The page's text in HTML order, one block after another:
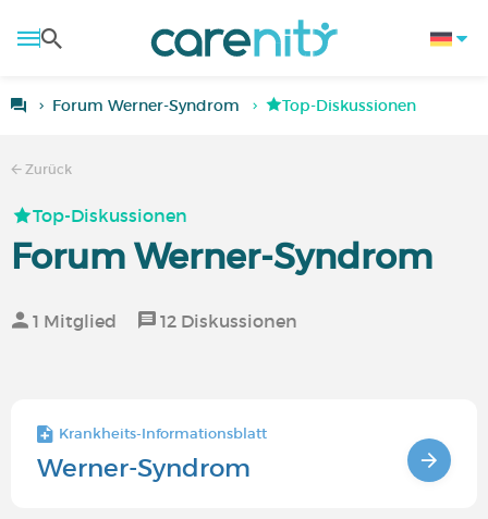
Forum Werner-Syndrom Top-Diskussionen
Zurück
Top-Diskussionen
Forum Werner-Syndrom
1 Mitglied 12 Diskussionen
Krankheits-Informationsblatt
Werner-Syndrom